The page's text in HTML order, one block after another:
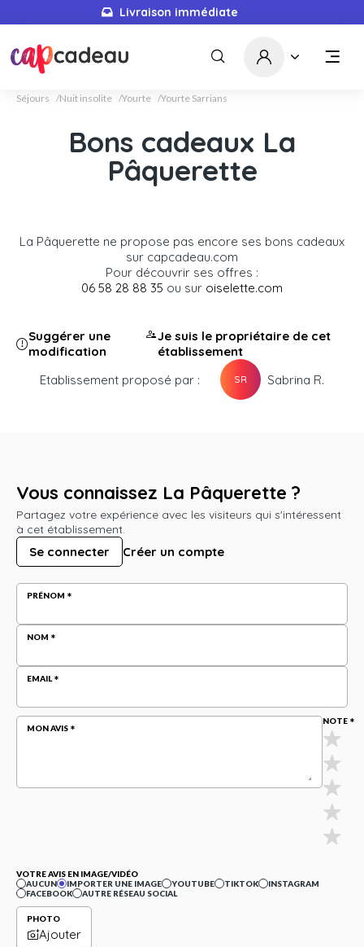
Livraison immédiate
Séjours Nuit insolite Yourte Yourte Sarrians
Bons cadeaux La
Pâquerette
La Pâquerette ne propose pas encore ses bons cadeaux
sur capcadeau.com
Pour découvrir ses offres :
06 58 28 88 35 ou sur oiselette.com
Suggérer une
modification
Je suis le propriétaire de cet
établissement
Etablissement proposé par :
SR Sabrina R.
Vous connaissez La Pâquerette ?
Partagez votre expérience avec les visiteurs qui s'intéressent
à cet établissement.
Se connecter Créer un compte
PRÉNOM
NOM
EMAIL
MON AVIS
NOTE
VOTRE AVIS EN IMAGE/VIDÉO
AUCUN
IMPORTER UNE IMAGE YOUTUBE TIKTOK
INSTAGRAM
FACEBOOK
AUTRE RÉSEAU SOCIAL
PHOTO
Ajouter